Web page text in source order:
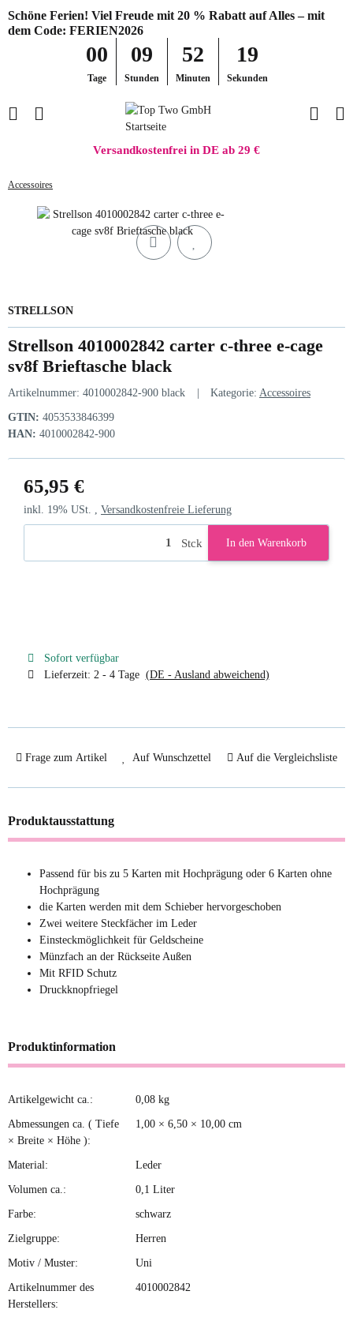
Schöne Ferien! Viel Freude mit 20 % Rabatt auf Alles – mit
dem Code: FERIEN2026
00
Tage
09
Stunden
52
Minuten
19
Sekunden
Versandkostenfrei in DE ab 29 €
Accessoires
STRELLSON
Strellson 4010002842 carter c-three e-cage
sv8f Brieftasche black
Artikelnummer: 4010002842-900 black Kategorie: Accessoires
GTIN: 4053533846399
HAN: 4010002842-900
65,95 €
inkl. 19% USt. , Versandkostenfreie Lieferung
Stck In den Warenkorb
Sofort verfügbar
Lieferzeit: 2 - 4 Tage (DE - Ausland abweichend)
Frage zum Artikel Auf Wunschzettel Auf die Vergleichsliste
Produktausstattung
Passend für bis zu 5 Karten mit Hochprägung oder 6 Karten ohne
Hochprägung
die Karten werden mit dem Schieber hervorgeschoben
Zwei weitere Steckfächer im Leder
Einsteckmöglichkeit für Geldscheine
Münzfach an der Rückseite Außen
Mit RFID Schutz
Druckknopfriegel
Produktinformation
Produkteigenschaft
Wert
Artikelgewicht ca.: 0,08 kg
Abmessungen ca. ( Tiefe
× Breite × Höhe ):
1,00 × 6,50 × 10,00 cm
Material: Leder
Volumen ca.: 0,1 Liter
Farbe: schwarz
Zielgruppe: Herren
Motiv / Muster: Uni
Artikelnummer des
Herstellers:
4010002842